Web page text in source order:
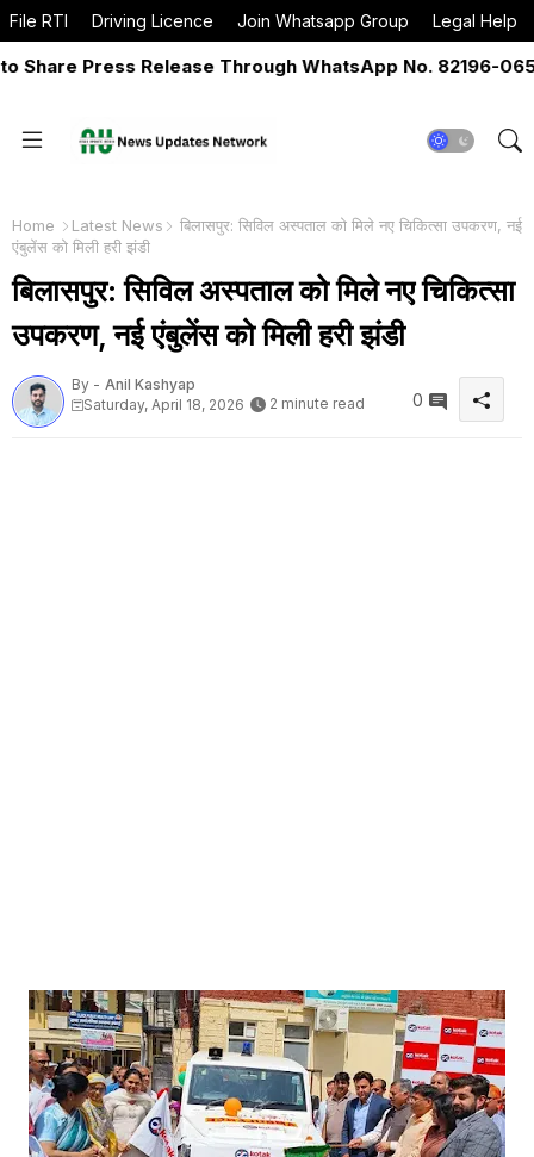
File RTI Driving Licence Join Whatsapp Group Legal Help
Press Release Through WhatsApp No. 82196-06517
Home Latest News
बिलासपुर: सिविल अस्पताल को मिले नए चिकित्सा उपकरण, नई
एंबुलेंस को मिली हरी झंडी
बिलासपुर: सिविल अस्पताल को मिले नए चिकित्सा
उपकरण, नई एंबुलेंस को मिली हरी झंडी
By - Anil Kashyap
Saturday, April 18, 2026
2 minute read 0